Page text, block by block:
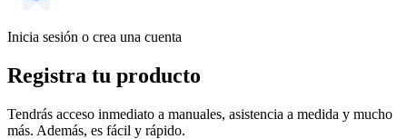
Inicia sesión o crea una cuenta
Registra tu producto
Tendrás acceso inmediato a manuales, asistencia a medida y mucho
más. Además, es fácil y rápido.